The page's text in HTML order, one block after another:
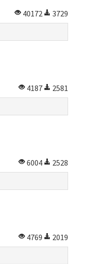
40172
3729
4187
2581
6004
2528
4769
2019